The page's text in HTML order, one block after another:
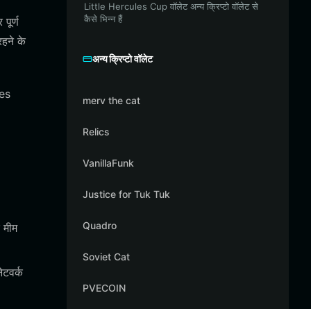
के
Little Hercules Cup वॉलेट अन्य क्रिप्टो वॉलेट से
कैसे भिन्न हैं
अन्य क्रिप्टो वॉलेट
merv the cat
Relics
VanillaFunk
Justice for Tuk Tuk
Quadro
Soviet Cat
PVECOIN